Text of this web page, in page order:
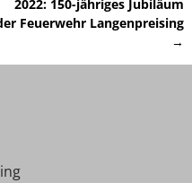
2022: 150-jähriges Jubiläum
Feuerwehr Langenpreising
→